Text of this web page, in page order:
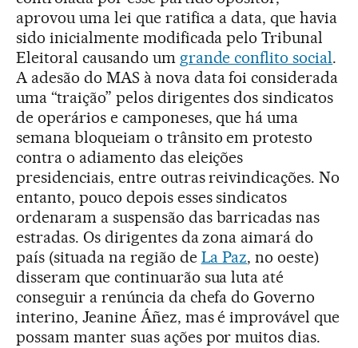
aprovou uma lei que ratifica a data, que havia
sido inicialmente modificada pelo Tribunal
Eleitoral causando um grande conflito social.
A adesão do MAS à nova data foi considerada
uma “traição” pelos dirigentes dos sindicatos
de operários e camponeses, que há uma
semana bloqueiam o trânsito em protesto
contra o adiamento das eleições
presidenciais, entre outras reivindicações. No
entanto, pouco depois esses sindicatos
ordenaram a suspensão das barricadas nas
estradas. Os dirigentes da zona aimará do
país (situada na região de La Paz, no oeste)
disseram que continuarão sua luta até
conseguir a renúncia da chefa do Governo
interino, Jeanine Áñez, mas é improvável que
possam manter suas ações por muitos dias.